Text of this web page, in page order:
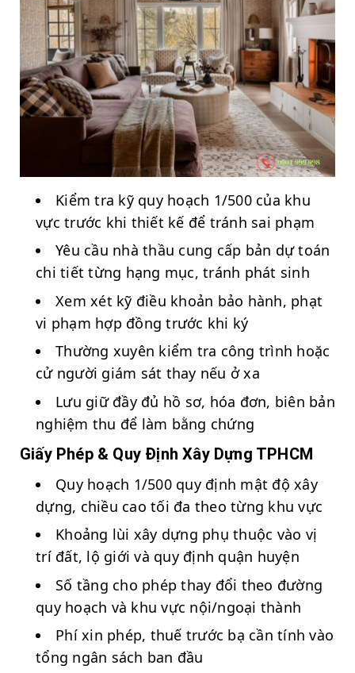
Kiểm tra kỹ quy hoạch 1/500 của khu
vực trước khi thiết kế để tránh sai phạm
Yêu cầu nhà thầu cung cấp bản dự toán
chi tiết từng hạng mục, tránh phát sinh
Xem xét kỹ điều khoản bảo hành, phạt
vi phạm hợp đồng trước khi ký
Thường xuyên kiểm tra công trình hoặc
cử người giám sát thay nếu ở xa
Lưu giữ đầy đủ hồ sơ, hóa đơn, biên bản
nghiệm thu để làm bằng chứng
Giấy Phép & Quy Định Xây Dựng TPHCM
Quy hoạch 1/500 quy định mật độ xây
dựng, chiều cao tối đa theo từng khu vực
Khoảng lùi xây dựng phụ thuộc vào vị
trí đất, lộ giới và quy định quận huyện
Số tầng cho phép thay đổi theo đường
quy hoạch và khu vực nội/ngoại thành
Phí xin phép, thuế trước bạ cần tính vào
tổng ngân sách ban đầu